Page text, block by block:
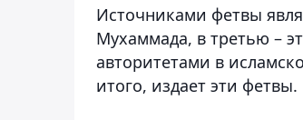
Источниками фетвы
Мухаммада, в третью –
авторитетами в
итого, издает эти фетвы.